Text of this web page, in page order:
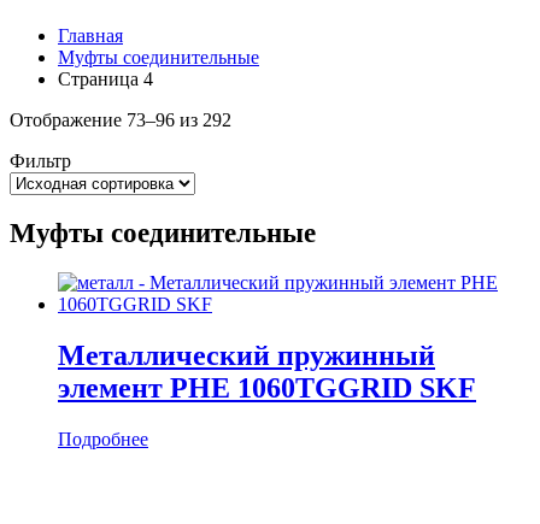
Главная
Муфты соединительные
Страница 4
Отображение 73–96 из 292
Фильтр
Муфты соединительные
Металлический пружинный
элемент PHE 1060TGGRID SKF
Подробнее